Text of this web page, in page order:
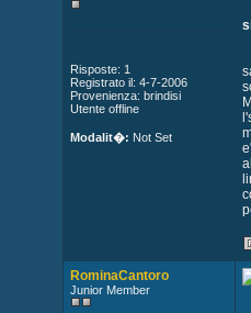
Risposte: 1
Registrato il: 4-7-2006
Provenienza: brindisi
Utente offline
Modalit�: Not Set
RominaCantoro
Junior Member